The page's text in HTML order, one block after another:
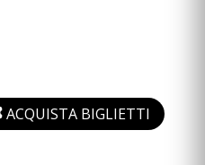
ACQUISTA BIGLIETTI